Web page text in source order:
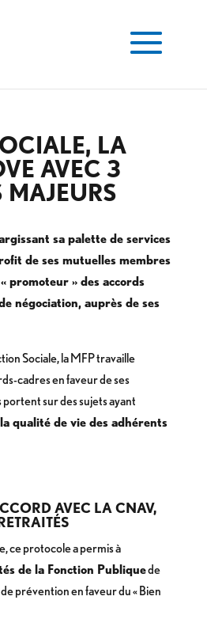
LA
AVEC 3
MAJEURS
sa palette de services
de ses mutuelles membres
promoteur » des accords
négociation, auprès de ses
Sociale, la MFP travaille
cadres en faveur de ses
sur des sujets ayant
qualité de vie des adhérents
AVEC LA CNAV,
ce protocole a permis à
de la Fonction Publiquede
prévention en faveur du « Bien